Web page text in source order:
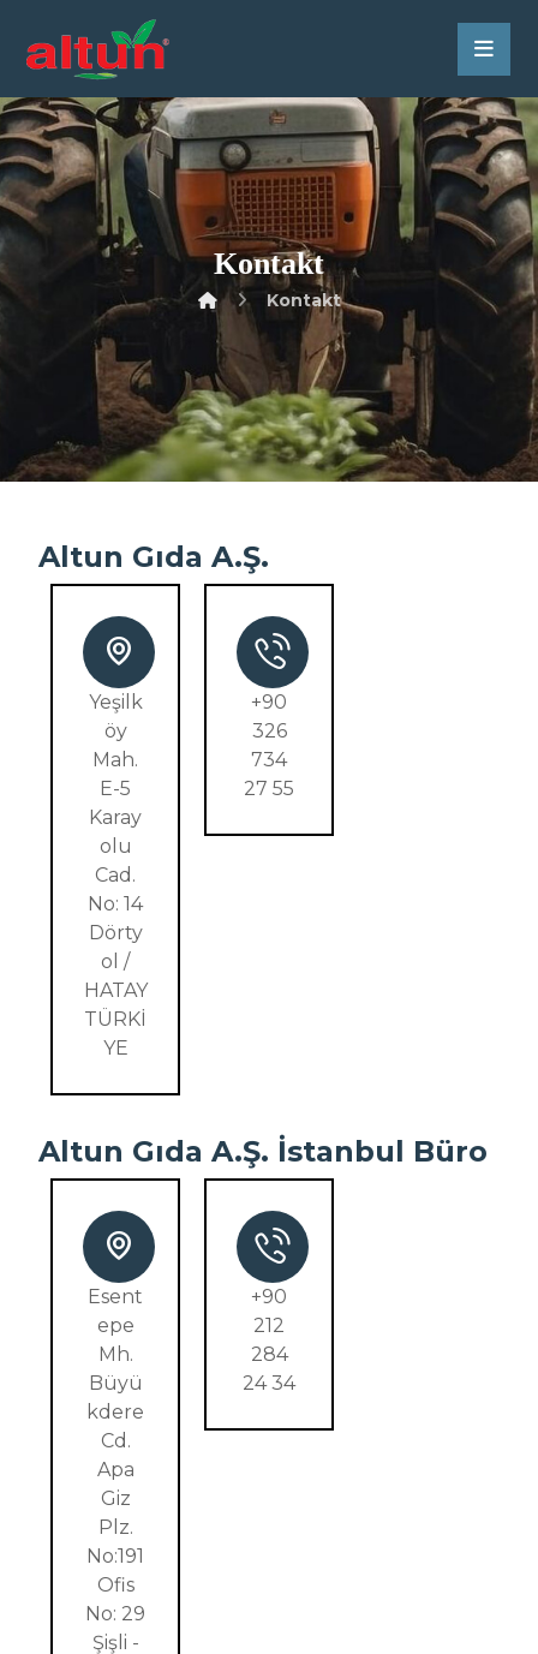
Kontakt
Kontakt
Altun Gıda A.Ş.
Yeşilk
öy
Mah.
E-5
Karay
olu
Cad.
No: 14
Dörty
ol /
HATAY
TÜRKİ
YE
+90
326
734
27 55
Altun Gıda A.Ş. İstanbul Büro
Esent
epe
Mh.
Büyü
kdere
Cd.
Apa
Giz
Plz.
No:191
Ofis
No: 29
Şişli -
+90
212
284
24 34